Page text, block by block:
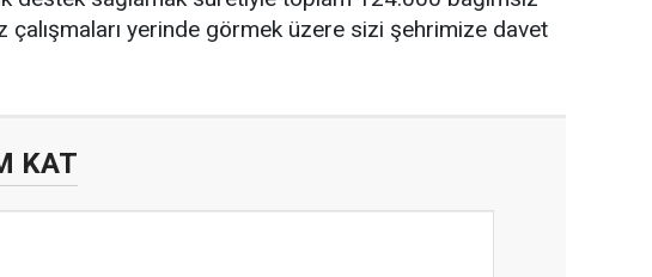
çalışmaları yerinde görmek üzere sizi şehrimize davet
KAT